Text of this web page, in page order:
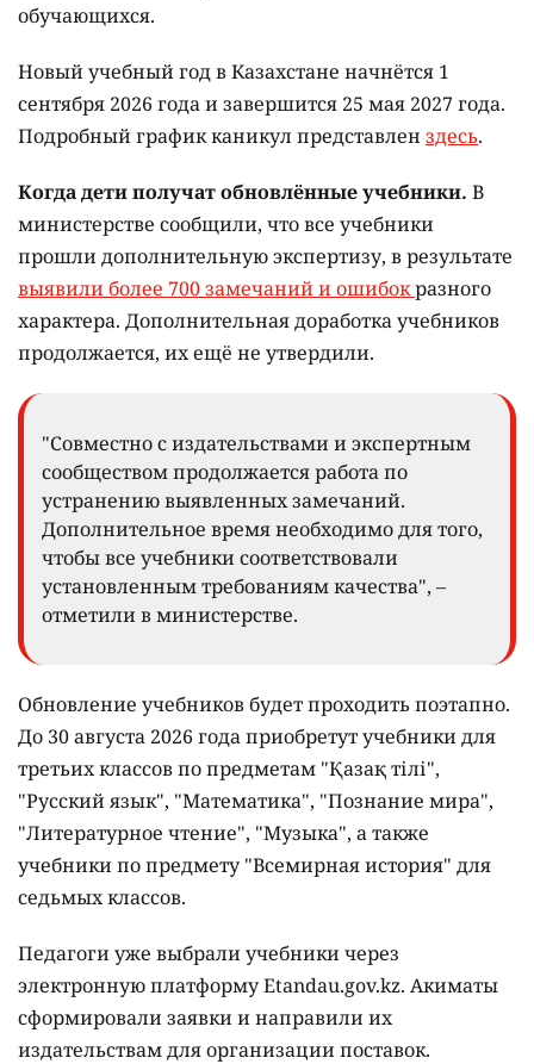
обучающихся.
Новый учебный год в Казахстане начнётся 1
сентября 2026 года и завершится 25 мая 2027 года.
Подробный график каникул представлен здесь.
Когда дети получат обновлённые учебники. В
министерстве сообщили, что все учебники
прошли дополнительную экспертизу, в результате
выявили более 700 замечаний и ошибокразного
характера. Дополнительная доработка учебников
продолжается, их ещё не утвердили.
"Совместно с издательствами и экспертным
сообществом продолжается работа по
устранению выявленных замечаний.
Дополнительное время необходимо для того,
чтобы все учебники соответствовали
установленным требованиям качества", –
отметили в министерстве.
Обновление учебников будет проходить поэтапно.
До 30 августа 2026 года приобретут учебники для
третьих классов по предметам "Қазақ тілі",
"Русский язык", "Математика", "Познание мира",
"Литературное чтение", "Музыка", а также
учебники по предмету "Всемирная история" для
седьмых классов.
Педагоги уже выбрали учебники через
электронную платформу Etandau.gov.kz. Акиматы
сформировали заявки и направили их
издательствам для организации поставок.